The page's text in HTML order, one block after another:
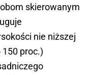
skierowanym
nie niższej
150 proc.)